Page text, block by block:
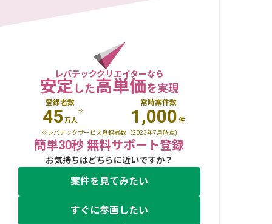
レバテッククリエイターなら
安定した高単価を実現
登録者数
45万人
※
常時案件数
1,000 件
※レバテックサービス登録者数（2023年7月時点)
簡単30秒 無料サポート登録
お気持ちはどちらに近いですか？
案件を見てみたい
すぐに参画したい